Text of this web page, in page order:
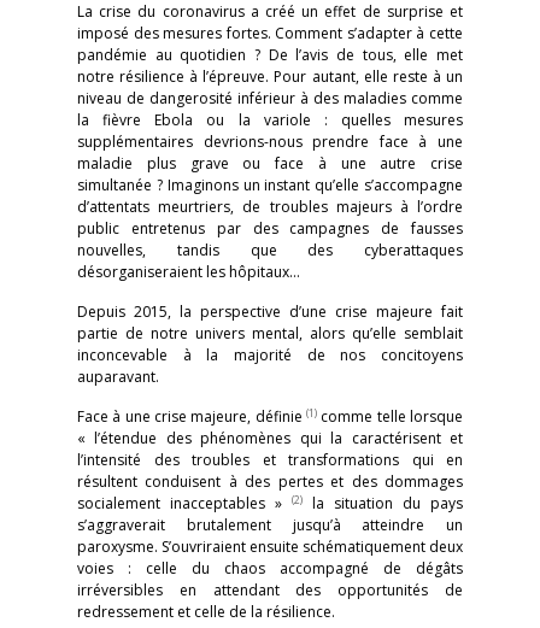
La crise du coronavirus a créé un effet de surprise et
imposé des mesures fortes. Comment s’adapter à cette
pandémie au quotidien ? De l’avis de tous, elle met
notre résilience à l’épreuve. Pour autant, elle reste à un
niveau de dangerosité inférieur à des maladies comme
la fièvre Ebola ou la variole : quelles mesures
supplémentaires devrions-nous prendre face à une
maladie plus grave ou face à une autre crise
simultanée ? Imaginons un instant qu’elle s’accompagne
d’attentats meurtriers, de troubles majeurs à l’ordre
public entretenus par des campagnes de fausses
nouvelles, tandis que des cyberattaques
désorganiseraient les hôpitaux…
Depuis 2015, la perspective d’une crise majeure fait
partie de notre univers mental, alors qu’elle semblait
inconcevable à la majorité de nos concitoyens
auparavant.
Face à une crise majeure, définie (1) comme telle lorsque
« l’étendue des phénomènes qui la caractérisent et
l’intensité des troubles et transformations qui en
résultent conduisent à des pertes et des dommages
socialement inacceptables »
(2)
la situation du pays
s’aggraverait brutalement jusqu’à atteindre un
paroxysme. S’ouvriraient ensuite schématiquement deux
voies : celle du chaos accompagné de dégâts
irréversibles en attendant des opportunités de
redressement et celle de la résilience.